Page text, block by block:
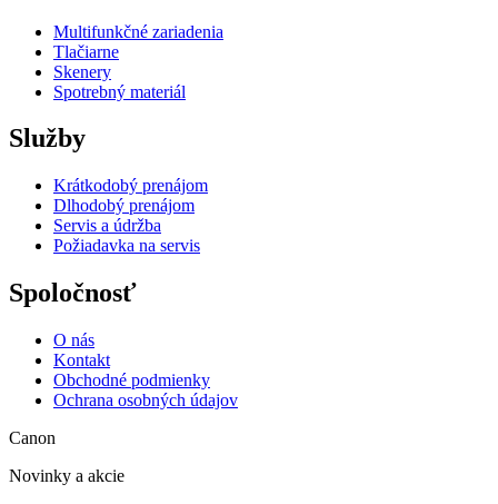
Multifunkčné zariadenia
Tlačiarne
Skenery
Spotrebný materiál
Služby
Krátkodobý prenájom
Dlhodobý prenájom
Servis a údržba
Požiadavka na servis
Spoločnosť
O nás
Kontakt
Obchodné podmienky
Ochrana osobných údajov
Canon
Novinky a akcie